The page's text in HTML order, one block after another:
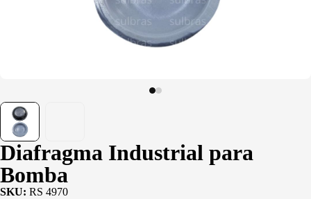
Diafragma Industrial para
Bomba
SKU: RS 4970
Serviço de
Usinagem